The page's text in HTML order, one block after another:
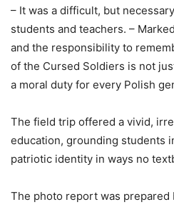
– It was a difficult, but
students and teachers. –
and the responsibility to
of the Cursed Soldiers is not
a moral duty for every Polish
The field trip offered a vivid,
education, grounding students
patriotic identity in ways no
The photo report was prepared